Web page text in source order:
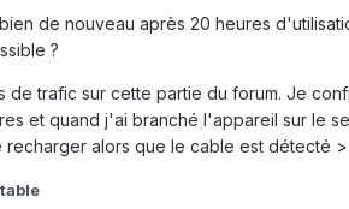
de nouveau après 20 heures
?
de trafic sur cette partie du forum. Je
et quand j'ai branché l'appareil sur le
alors que le cable est détecté